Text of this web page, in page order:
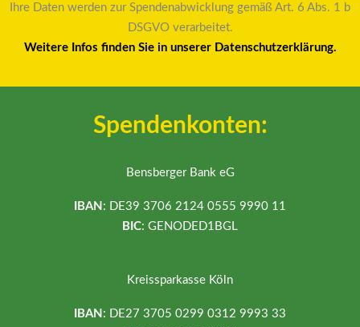
Ihre Daten werden zur Spendenabwicklung gemäß Art. 6 Abs. 1 b
DSGVO verarbeitet.
Weitere Infos finden Sie in unserer Datenschutzerklärung.
Spendenkonten:
Bensberger Bank eG
IBAN : DE39 3706 2124 0555 9990 11
BIC: GENODED1BGL
Kreissparkasse Köln
IBAN : DE27 3705 0299 0312 9993 33